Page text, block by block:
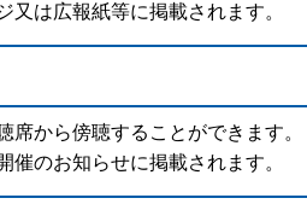
は広報紙等に掲載されます。
から傍聴することができます。
のお知らせに掲載されます。